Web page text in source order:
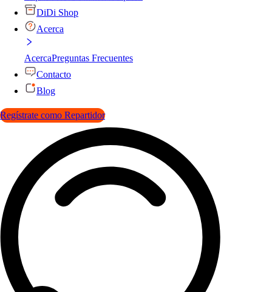
DiDi Shop
Acerca
AcercaPreguntas Frecuentes
Contacto
Blog
Regístrate como Repartidor